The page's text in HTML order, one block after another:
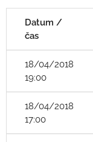
Datum /
čas
18/04/2018
19:00
18/04/2018
17:00